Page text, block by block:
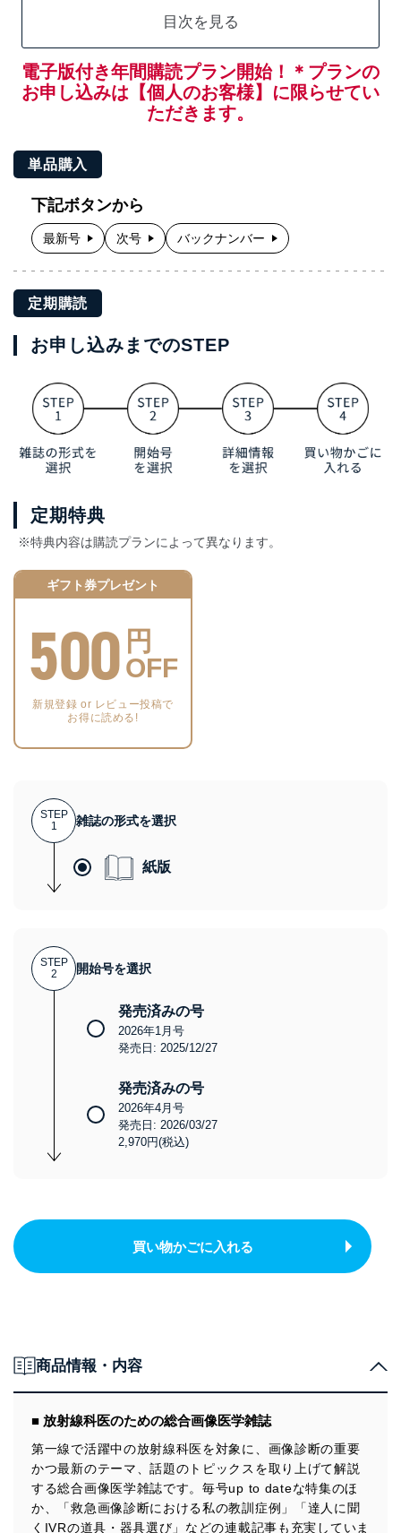
目次を見る
電子版付き年間購読プラン開始！＊プランの
お申し込みは【個人のお客様】に限らせてい
ただきます。
単品購入
下記ボタンから
最新号 次号 バックナンバー
定期購読
お申し込みまでのSTEP
定期特典
※特典内容は購読プランによって異なります。
ギフト券プレゼント
500 円
OFF
新規登録 or レビュー投稿で
お得に読める!
STEP
1
雑誌の形式を選択
紙版
STEP
2
開始号を選択
発売済みの号
2026年1月号
発売日: 2025/12/27
発売済みの号
2026年4月号
発売日: 2026/03/27
2,970円(税込)
買い物かごに入れる
商品情報・内容
■ 放射線科医のための総合画像医学雑誌
第一線で活躍中の放射線科医を対象に、画像診断の重要
かつ最新のテーマ、話題のトピックスを取り上げて解説
する総合画像医学雑誌です。毎号up to dateな特集のほ
か、「救急画像診断における私の教訓症例」「達人に聞
くIVRの道具・器具選び」などの連載記事も充実していま